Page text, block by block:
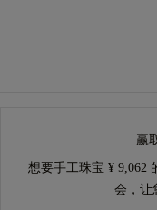
赢
想要手工珠宝 ¥ 9,062
会，让